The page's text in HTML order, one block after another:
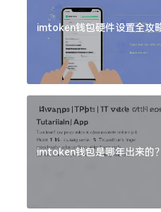
imtoken钱包硬件设置全攻
imtoken钱包是哪年出来的